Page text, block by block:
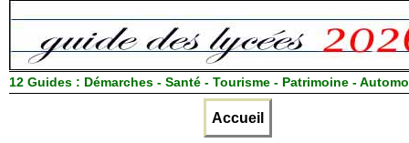
12 Guides : Démarches - Santé - Tourisme - Patrimoine -
Accueil